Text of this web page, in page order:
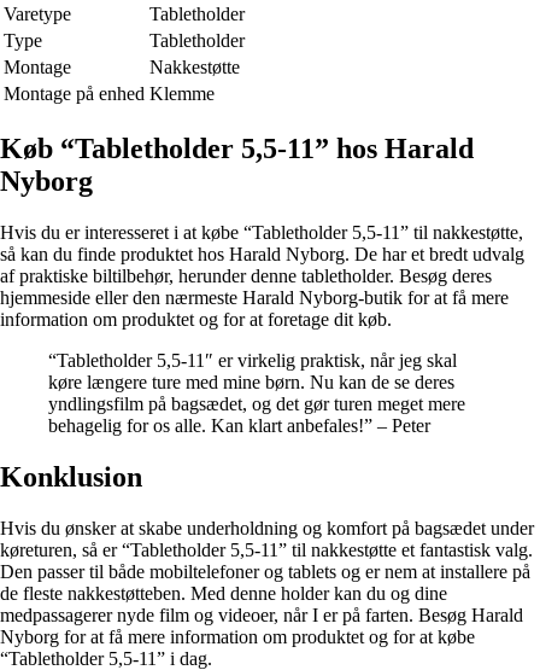
Varetype
Tabletholder
Type
Tabletholder
Montage
Nakkestøtte
Montage på enhed Klemme
Køb “Tabletholder 5,5-11” hos Harald
Nyborg
Hvis du er interesseret i at købe “Tabletholder 5,5-11” til nakkestøtte,
så kan du finde produktet hos Harald Nyborg. De har et bredt udvalg
af praktiske biltilbehør, herunder denne tabletholder. Besøg deres
hjemmeside eller den nærmeste Harald Nyborg-butik for at få mere
information om produktet og for at foretage dit køb.
“Tabletholder 5,5-11″ er virkelig praktisk, når jeg skal
køre længere ture med mine børn. Nu kan de se deres
yndlingsfilm på bagsædet, og det gør turen meget mere
behagelig for os alle. Kan klart anbefales!” – Peter
Konklusion
Hvis du ønsker at skabe underholdning og komfort på bagsædet under
køreturen, så er “Tabletholder 5,5-11” til nakkestøtte et fantastisk valg.
Den passer til både mobiltelefoner og tablets og er nem at installere på
de fleste nakkestøtteben. Med denne holder kan du og dine
medpassagerer nyde film og videoer, når I er på farten. Besøg Harald
Nyborg for at få mere information om produktet og for at købe
“Tabletholder 5,5-11” i dag.